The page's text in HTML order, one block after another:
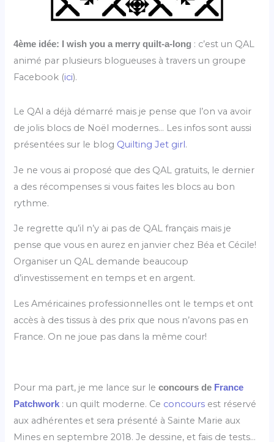
4ème idée: I wish you a merry quilt-a-long : c’est un QAL
animé par plusieurs blogueuses à travers un groupe
Facebook (ici).
Le QAl a déjà démarré mais je pense que l’on va avoir
de jolis blocs de Noël modernes… Les infos sont aussi
présentées sur le blog Quilting Jet girl.
Je ne vous ai proposé que des QAL gratuits, le dernier
a des récompenses si vous faites les blocs au bon
rythme.
Je regrette qu’il n’y ai pas de QAL français mais je
pense que vous en aurez en janvier chez Béa et Cécile!
Organiser un QAL demande beaucoup
d’investissement en temps et en argent.
Les Américaines professionnelles ont le temps et ont
accès à des tissus à des prix que nous n’avons pas en
France. On ne joue pas dans la même cour!
Pour ma part, je me lance sur leconcours de France
Patchwork : un quilt moderne. Ce concours est réservé
aux adhérentes et sera présenté à Sainte Marie aux
Mines en septembre 2018. Je dessine, et fais de tests…